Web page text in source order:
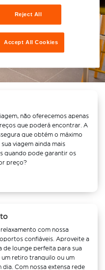
não oferecemos apenas
que poderá encontrar. A
que obtém o máximo
viagem ainda mais
quando pode garantir os
preço?
com nossa
confiáveis. Aproveite a
de lounge perfeita para sua
um retiro tranquilo ou um
Com nossa extensa rede
Reject All
Accept All Cookies